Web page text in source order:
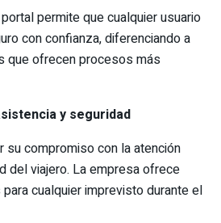
permite que cualquier usuario
con confianza, diferenciando a
que ofrecen procesos más
y seguridad
su compromiso con la atención
del viajero. La empresa ofrece
cualquier imprevisto durante el